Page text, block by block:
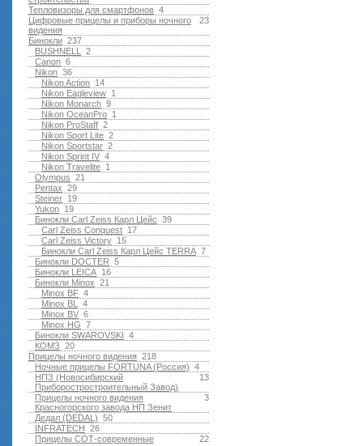
4
Тепловизоры для смартфонов
23
Цифровые прицелы и приборы ночного
видения
237
Бинокли
2
BUSHNELL
6
Canon
36
Nikon
14
Nikon Action
1
Nikon Eagleview
9
Nikon Monarch
1
Nikon OceanPro
2
Nikon ProStaff
2
Nikon Sport Lite
2
Nikon Sportstar
4
Nikon Sprint IV
1
Nikon Travelite
21
Olympus
29
Pentax
19
Steiner
19
Yukon
39
Бинокли Carl Zeiss Карл Цейс
17
Carl Zeiss Conquest
15
Carl Zeiss Victory
7
Бинокли Carl Zeiss Карл Цейс TERRA
5
Бинокли DOCTER
16
Бинокли LEICA
21
Бинокли Minox
4
Minox BF
4
Minox BL
6
Minox BV
7
Minox HG
4
Бинокли SWAROVSKI
20
КОМЗ
218
Прицелы ночного видения
4
Ночные прицелы FORTUNA (Россия)
13
НПЗ (Новосибирский
Приборостростроительный Завод)
3
Прицелы ночного видения
Красногорского завода НП Зенит
50
Дедал (DEDAL)
26
INFRATECH
22
Прицелы СОТ-современные